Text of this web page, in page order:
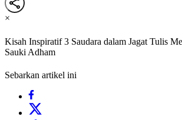
×
Kisah Inspiratif 3 Saudara dalam Jagat Tulis
Sauki Adham
Sebarkan artikel ini